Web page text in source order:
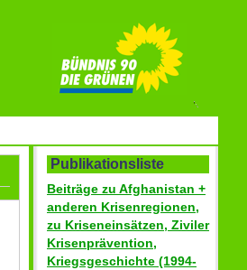
Publikationsliste
Beiträge zu Afghanistan +
anderen Krisenregionen,
zu Kriseneinsätzen, Ziviler
Krisenprävention,
Kriegsgeschichte (1994-